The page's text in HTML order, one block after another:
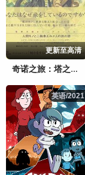
更新至高清
奇诺之旅：塔之国-FreeLance-
英语/2021
英语/2021